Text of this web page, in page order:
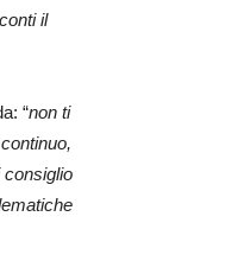
il
“non ti
consiglio